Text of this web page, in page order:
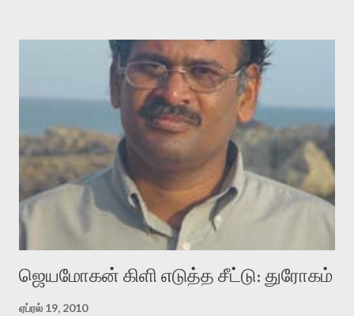
அதிகமாக்கும். கொல்லாது. ஒரு கனவை மீட்டெடுப்பதன் நோக்கம்
என்னவாக இருக்கும்? கவிதையின் அரூப இயக்கத்தை பொதுவயமாக
வடிக்க முயல்வதும் அதற்கே. கோயில் கருவறையின்
மென்வெளிச்சத்தில் நுண்பேசியின் படக்கருவியை இயக்கி சாத்தி
வைத்து விட்டு இயக்கத்தை அறிவோம். அறிதல் அபச்சாரமில்லை.
பயணப் படிமம் என்பது காக்னிடிவ் பொயடிக்ஸ் எனும் சமகால
விமர்சனத்தின் ஒரு முக்கிய கருவி. இக்கருவியை மனுஷ்யபுத்திரனின்
“காலை வணக்கங்கள்” எனும் ஒரு கவிதையில் சொருகப் போகிறோம்.
முதலில் கருவியை பழகுவோம். அன்றாட மொழியில் ஒன்று ம...
ஜெயமோகன் கிளி எடுத்த சீட்டு: துரோகம்
ஏப்ரல் 19, 2010